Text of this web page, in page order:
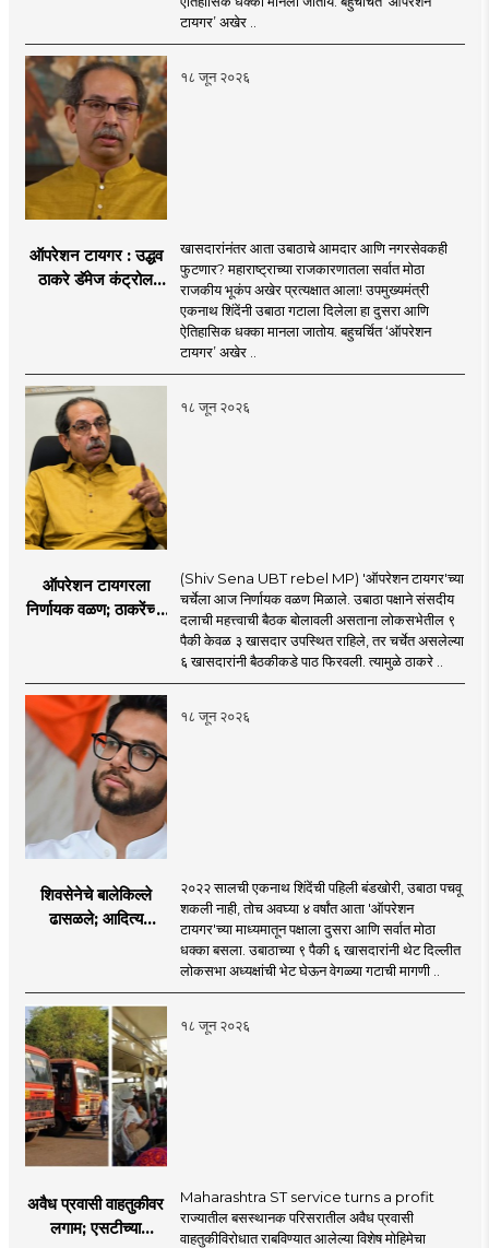
टायगर’ अखेर ..
१८ जून २०२६
ऑपरेशन टायगर : उद्धव
ठाकरे डॅमेज कंट्रोल
शिंदेंकडे जाण्याच्या चर्चा
सुरू
खासदारांनंतर आता उबाठाचे आमदार आणि नगरसेवकही
फुटणार? महाराष्ट्राच्या राजकारणातला सर्वात मोठा
राजकीय भूकंप अखेर प्रत्यक्षात आला! उपमुख्यमंत्री
एकनाथ शिंदेंनी उबाठा गटाला दिलेला हा दुसरा आणि
ऐतिहासिक धक्का मानला जातोय. बहुचर्चित ‘ऑपरेशन
टायगर’ अखेर ..
१८ जून २०२६
ऑपरेशन टायगरला
निर्णायक वळण; ठाकरेंच्या
विलीन होण्याचा प्रस्ताव?
(Shiv Sena UBT rebel MP) 'ऑपरेशन टायगर'च्या
चर्चेला आज निर्णायक वळण मिळाले. उबाठा पक्षाने संसदीय
दलाची महत्त्वाची बैठक बोलावली असताना लोकसभेतील ९
पैकी केवळ ३ खासदार उपस्थित राहिले, तर चर्चेत असलेल्या
६ खासदारांनी बैठकीकडे पाठ फिरवली. त्यामुळे ठाकरे ..
१८ जून २०२६
शिवसेनेचे बालेकिल्ले
ढासळले; आदित्य
नेमका कुठे चुकला?
२०२२ सालची एकनाथ शिंदेंची पहिली बंडखोरी, उबाठा पचवू
शकली नाही, तोच अवघ्या ४ वर्षांत आता 'ऑपरेशन
टायगर'च्या माध्यमातून पक्षाला दुसरा आणि सर्वात मोठा
धक्का बसला. उबाठाच्या ९ पैकी ६ खासदारांनी थेट दिल्लीत
लोकसभा अध्यक्षांची भेट घेऊन वेगळ्या गटाची मागणी ..
१८ जून २०२६
अवैध प्रवासी वाहतुकीवर
लगाम; एसटीच्या
Maharashtra ST service turns a profit
राज्यातील बसस्थानक परिसरातील अवैध प्रवासी
वाहतुकीविरोधात राबविण्यात आलेल्या विशेष मोहिमेचा